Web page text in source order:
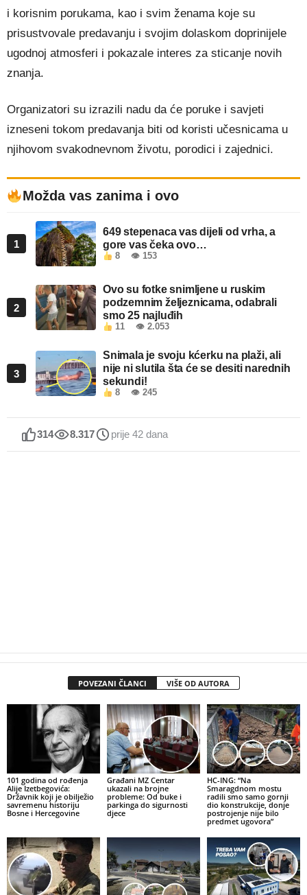
i korisnim porukama, kao i svim ženama koje su
prisustvovale predavanju i svojim dolaskom doprinijele
ugodnoj atmosferi i pokazale interes za sticanje novih
znanja.
Organizatori su izrazili nadu da će poruke i savjeti
izneseni tokom predavanja biti od koristi učesnicama u
njihovom svakodnevnom životu, porodici i zajednici.
Možda vas zanima i ovo
1
649 stepenaca vas dijeli od vrha, a
gore vas čeka ovo…
8 👁 153
2
Ovo su fotke snimljene u ruskim
podzemnim željeznicama, odabrali
smo 25 najluđih
11 👁 2.053
3
Snimala je svoju kćerku na plaži, ali
nije ni slutila šta će se desiti narednih
sekundi!
8 👁 245
314 8.317 prije 42 dana
POVEZANI ČLANCI VIŠE OD AUTORA
101 godina od rođenja
Alije Izetbegovića:
Državnik koji je obilježio
savremenu historiju
Bosne i Hercegovine
Građani MZ Centar
ukazali na brojne
probleme: Od buke i
parkinga do sigurnosti
djece
HC-ING: “Na
Smaragdnom mostu
radili smo samo gornji
dio konstrukcije, donje
postrojenje nije bilo
predmet ugovora”